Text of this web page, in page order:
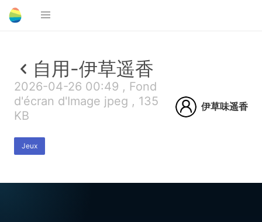
自用-伊草遥香
2026-04-26 00:49 , Fond
d'écran d'Image jpeg , 135
KB
Jeux
伊草味遥香